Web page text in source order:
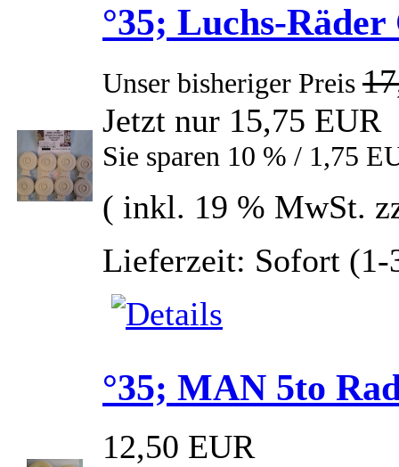
°35; Luchs-
Unser bisheriger Preis
Jetzt nur 15,75 EUR
Sie sparen 10 % / 1,75
( inkl. 19 % MwSt.
Lieferzeit: Sofort (1-
°35; MAN 5to
12,50 EUR